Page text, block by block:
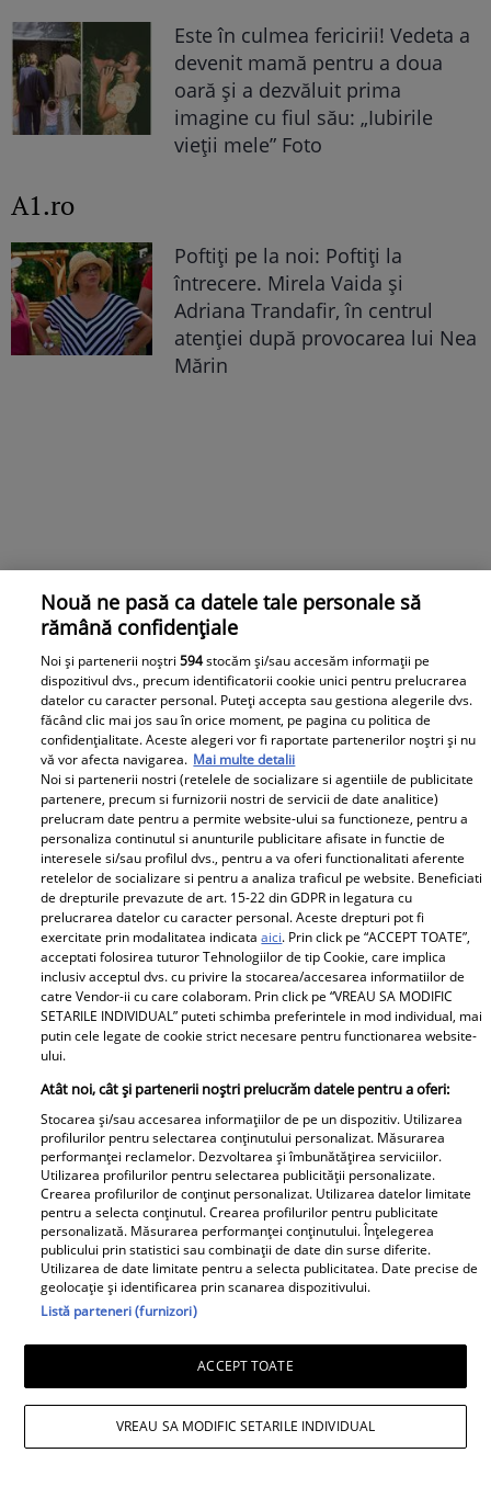
Este în culmea fericirii! Vedeta a
devenit mamă pentru a doua
oară și a dezvăluit prima
imagine cu fiul său: „Iubirile
vieții mele” Foto
A1.ro
Poftiți pe la noi: Poftiți la
întrecere. Mirela Vaida și
Adriana Trandafir, în centrul
atenției după provocarea lui Nea
Mărin
Daniela Nane, dezvăluiri după
despărțirea de Octavian Ene. Cum se
simte actrița: „Nu simt nicio lipsă”
Nouă ne pasă ca datele tale personale să
rămână confidențiale
Noi și partenerii noștri594stocăm și/sau accesăm informații pe
dispozitivul dvs., precum identificatorii cookie unici pentru prelucrarea
datelor cu caracter personal. Puteți accepta sau gestiona alegerile dvs.
făcând clic mai jos sau în orice moment, pe pagina cu politica de
confidențialitate. Aceste alegeri vor fi raportate partenerilor noștri și nu
vă vor afecta navigarea. Mai multe detalii
Noi si partenerii nostri (retelele de socializare si agentiile de publicitate
partenere, precum si furnizorii nostri de servicii de date analitice)
prelucram date pentru a permite website-ului sa functioneze, pentru a
personaliza continutul si anunturile publicitare afisate in functie de
interesele si/sau profilul dvs., pentru a va oferi functionalitati aferente
retelelor de socializare si pentru a analiza traficul pe website. Beneficiati
de drepturile prevazute de art. 15-22 din GDPR in legatura cu
prelucrarea datelor cu caracter personal. Aceste drepturi pot fi
exercitate prin modalitatea indicataaici. Prin click pe “ACCEPT TOATE”,
acceptati folosirea tuturor Tehnologiilor de tip Cookie, care implica
inclusiv acceptul dvs. cu privire la stocarea/accesarea informatiilor de
catre Vendor-ii cu care colaboram. Prin click pe “VREAU SA MODIFIC
SETARILE INDIVIDUAL” puteti schimba preferintele in mod individual, mai
putin cele legate de cookie strict necesare pentru functionarea website-
ului.
Atât noi, cât și partenerii noștri prelucrăm datele pentru a oferi:
Stocarea și/sau accesarea informațiilor de pe un dispozitiv. Utilizarea
profilurilor pentru selectarea conținutului personalizat. Măsurarea
performanței reclamelor. Dezvoltarea și îmbunătățirea serviciilor.
Utilizarea profilurilor pentru selectarea publicității personalizate.
Crearea profilurilor de conținut personalizat. Utilizarea datelor limitate
pentru a selecta conținutul. Crearea profilurilor pentru publicitate
personalizată. Măsurarea performanței conținutului. Înțelegerea
publicului prin statistici sau combinații de date din surse diferite.
Utilizarea de date limitate pentru a selecta publicitatea. Date precise de
geolocație și identificarea prin scanarea dispozitivului.
Listă parteneri (furnizori)
ACCEPT TOATE
VREAU SA MODIFIC SETARILE INDIVIDUAL